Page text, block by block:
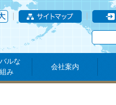
ルな
み
会社案内